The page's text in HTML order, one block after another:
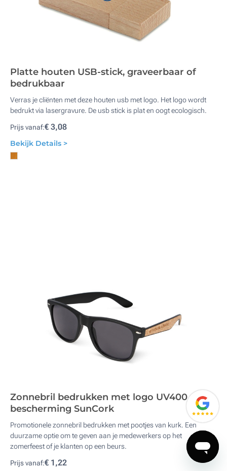
Platte houten USB-stick, graveerbaar of
bedrukbaar
Verras je cliënten met deze houten usb met logo. Het logo wordt
bedrukt via lasergravure. De usb stick is plat en oogt ecologisch.
Prijs vanaf:€ 3,08
Bekijk Details >
Zonnebril bedrukken met logo UV400
bescherming SunCork
Promotionele zonnebril bedrukken met pootjes van kurk. Een
duurzame optie om te geven aan je medewerkers op het
zomerfeest of je klanten op een beurs.
Prijs vanaf:€ 1,22